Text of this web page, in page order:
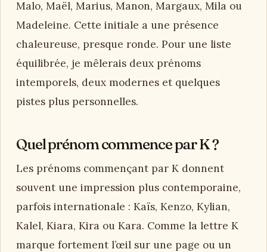
Malo, Maël, Marius, Manon, Margaux, Mila ou
Madeleine. Cette initiale a une présence
chaleureuse, presque ronde. Pour une liste
équilibrée, je mêlerais deux prénoms
intemporels, deux modernes et quelques
pistes plus personnelles.
Quel prénom commence par K ?
Les prénoms commençant par K donnent
souvent une impression plus contemporaine,
parfois internationale : Kaïs, Kenzo, Kylian,
Kalel, Kiara, Kira ou Kara. Comme la lettre K
marque fortement l’œil sur une page ou un